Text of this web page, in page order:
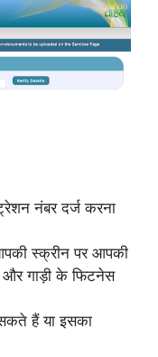
नंबर दर्ज करना
स्क्रीन पर आपकी
और गाड़ी के फिटनेस
हैं या इसका